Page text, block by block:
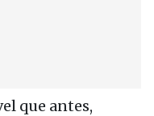
que antes,